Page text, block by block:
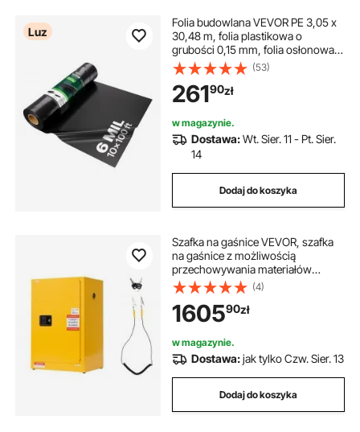
Luz
Folia budowlana VEVOR PE 3,05 x
30,48 m, folia plastikowa o
grubości 0,15 mm, folia osłonowa z
tworzywa sztucznego, arkusz
polietylenowy, folia ochronna do
przestrzeni podpodłogowych,
bariera paroszczelna, folia do
wylewek, uniwersalna, czarna
(53)
26190zł
w magazynie.
Dostawa:Wt. Sier. 11 - Pt. Sier.
14
Dodaj do koszyka
Szafka na gaśnice VEVOR, szafka
na gaśnice z możliwością
przechowywania materiałów
palnych (49,21 l) z regulowaną
półką, szafy na gaśnice wykonane
ze stali walcowanej na zimno i
ocynkowanej, żółta szafka
ochronna, szafka na materiały
niebezpieczne
(4)
160590zł
w magazynie.
Dostawa:jak tylko Czw. Sier. 13
Dodaj do koszyka